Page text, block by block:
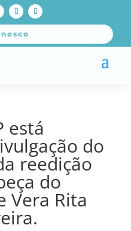
está
do
reedição
do
Vera Rita